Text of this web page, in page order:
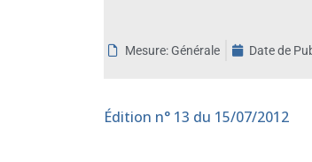
Mesure: Générale Date de
Édition n° 13 du 15/07/2012